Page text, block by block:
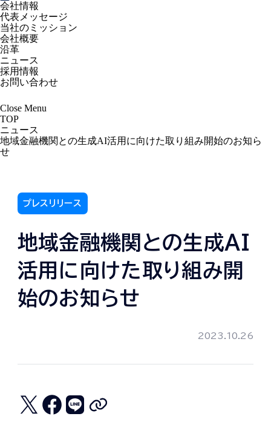
会社情報
代表メッセージ
当社のミッション
会社概要
沿革
ニュース
採用情報
お問い合わせ
Close Menu
TOP
ニュース
地域金融機関との生成AI活用に向けた取り組み開始のお知ら
せ
プレスリリース
地域金融機関との生成AI
活用に向けた取り組み開
始のお知らせ
2023.10.26